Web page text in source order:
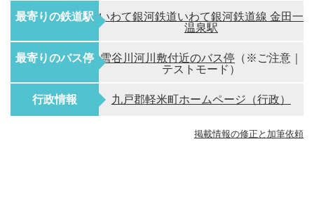
最寄りの鉄道駅 いわて銀河鉄道いわて銀河鉄道線 金田一
温泉駅
最寄りのバス停 雪谷川河川敷付近のバス停 （※ご注意｜
テストモード）
行政情報 九戸郡軽米町ホームページ（行政）
掲載情報の修正と加筆依頼